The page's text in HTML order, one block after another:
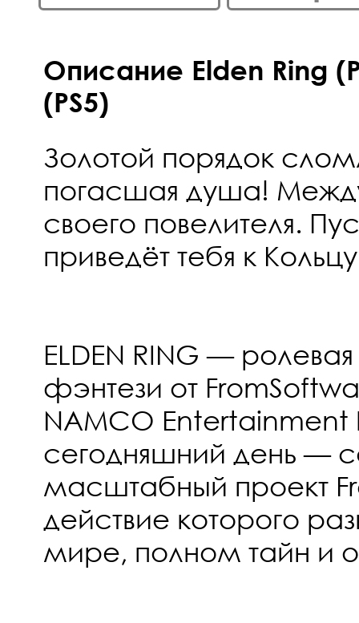
Описание Elden Ring
(PS5)
Золотой порядок
погасшая душа!
своего повелителя.
приведёт тебя к
ELDEN RING —
фэнтези от
NAMCO Entertainment
сегодняшний день —
масштабный проект
действие которого
мире, полном тайн и